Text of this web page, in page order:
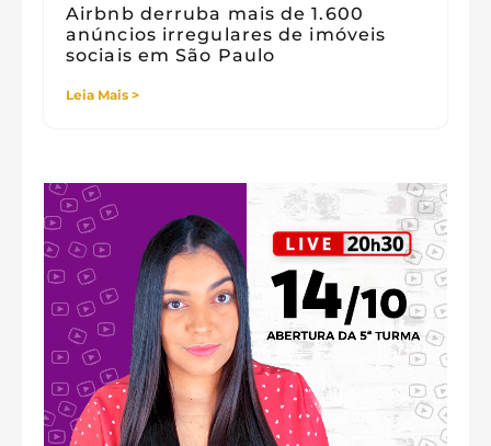
Airbnb derruba mais de 1.600
anúncios irregulares de imóveis
sociais em São Paulo
Leia Mais >